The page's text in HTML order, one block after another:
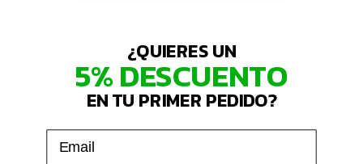
¿QUIERES UN
5% DESCUENTO
EN TU PRIMER PEDIDO?
Email